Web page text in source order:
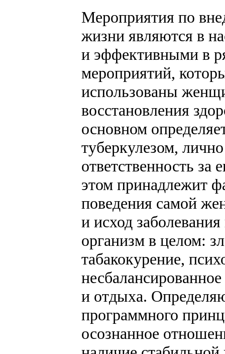
Мероприятия по
жизни являются в
и эффективными в
мероприятий,
использованы
восстановления
основном
туберкулезом,
ответственность за
этом принадлежит
поведения самой
и исход
организм в целом:
табакокурение,
и отдыха.
программного
осознанное